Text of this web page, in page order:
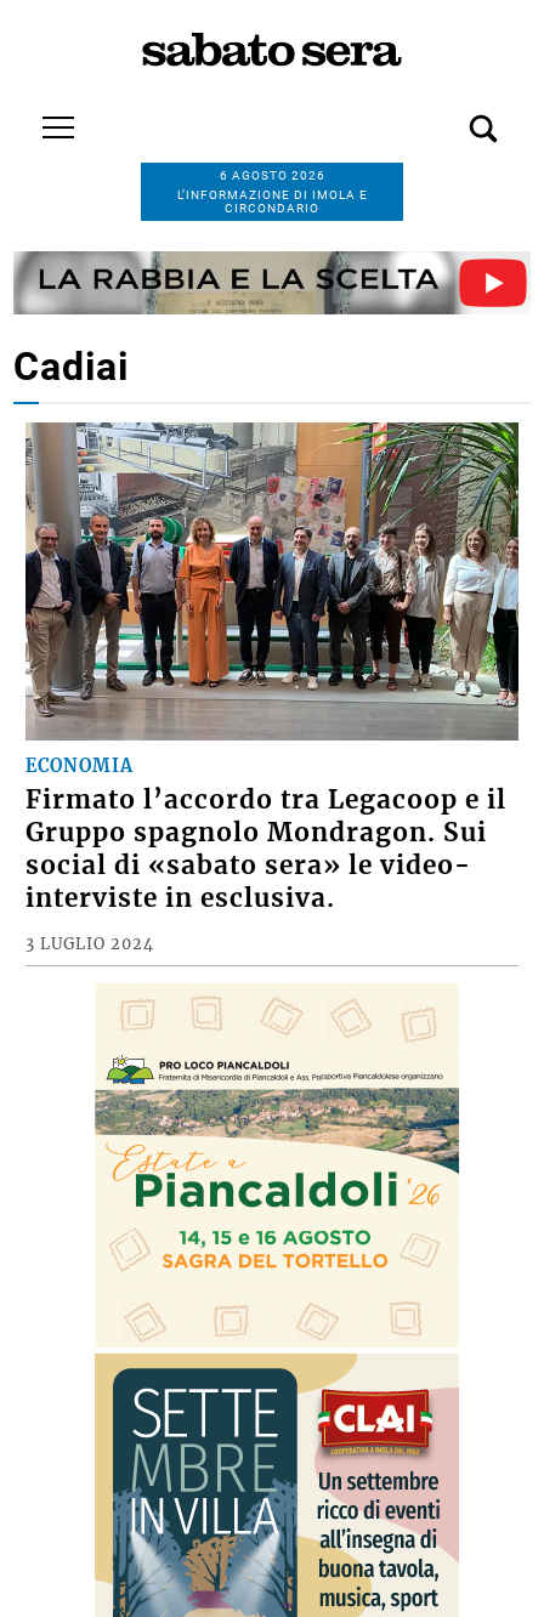
6 AGOSTO 2026
L’INFORMAZIONE DI IMOLA E
CIRCONDARIO
Cadiai
ECONOMIA
Firmato l’accordo tra Legacoop e il
Gruppo spagnolo Mondragon. Sui
social di «sabato sera» le video-
interviste in esclusiva.
3 LUGLIO 2024